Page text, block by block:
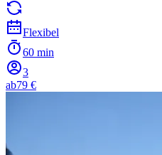
Flexibel
60 min
3
ab79 €